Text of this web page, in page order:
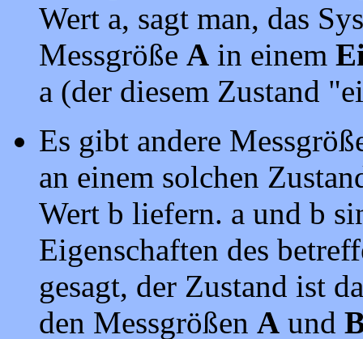
Wert a, sagt man, das
Messgröße A in einem
a (der diesem Zustand
Es gibt andere
an einem solchen
Wert b liefern. a und b
Eigenschaften des
gesagt, der Zustand ist
den Messgrößen A und